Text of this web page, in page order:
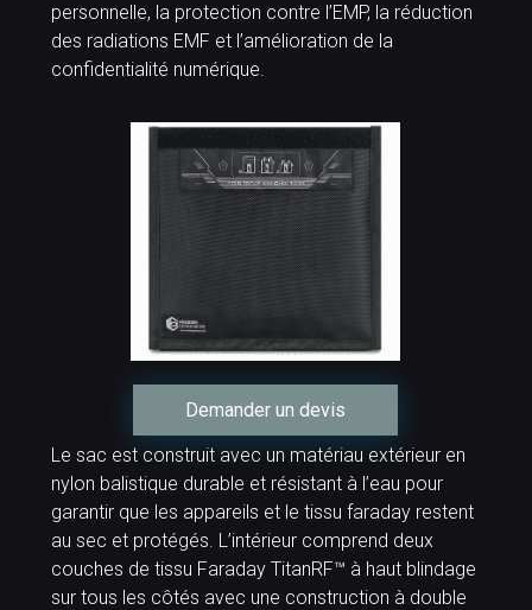
personnelle, la protection contre l’EMP, la réduction
des radiations EMF et l’amélioration de la
confidentialité numérique.
Demander un devis
Le sac est construit avec un matériau extérieur en
nylon balistique durable et résistant à l’eau pour
garantir que les appareils et le tissu faraday restent
au sec et protégés. L’intérieur comprend deux
couches de tissu Faraday TitanRF™ à haut blindage
sur tous les côtés avec une construction à double